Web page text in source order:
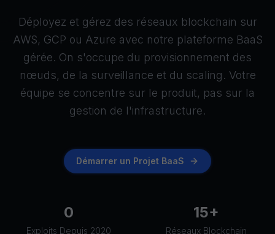
Déployez et gérez des réseaux blockchain sur
AWS, GCP ou Azure avec notre plateforme BaaS
gérée. On s'occupe du provisionnement des
nœuds, de la surveillance et du scaling. Votre
équipe se concentre sur le produit, pas sur la
gestion de l'infrastructure.
Démarrer un Projet BaaS
0
Exploits Depuis 2020
15+
Réseaux Blockchain